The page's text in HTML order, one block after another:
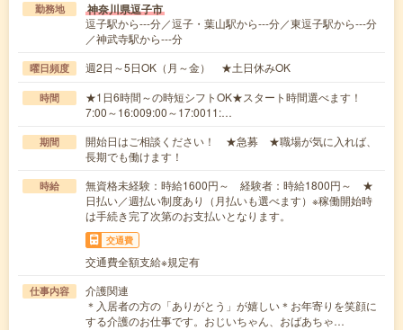
勤務地 神奈川県逗子市
逗子駅から---分／逗子・葉山駅から---分／東逗子駅から---分
／神武寺駅から---分
曜日頻度 週2日～5日OK（月～金） ★土日休みOK
時間
★1日6時間～の時短シフトOK★スタート時間選べます！
7:00～16:009:00～17:0011:…
期間
開始日はご相談ください！ ★急募 ★職場が気に入れば、
長期でも働けます！
時給
無資格未経験：時給1600円～ 経験者：時給1800円～ ★
日払い／週払い制度あり（月払いも選べます）※稼働開始時
は手続き完了次第のお支払いとなります。
交通費
交通費全額支給※規定有
仕事内容
介護関連
＊入居者の方の「ありがとう」が嬉しい＊お年寄りを笑顔に
する介護のお仕事です。おじいちゃん、おばあちゃ…